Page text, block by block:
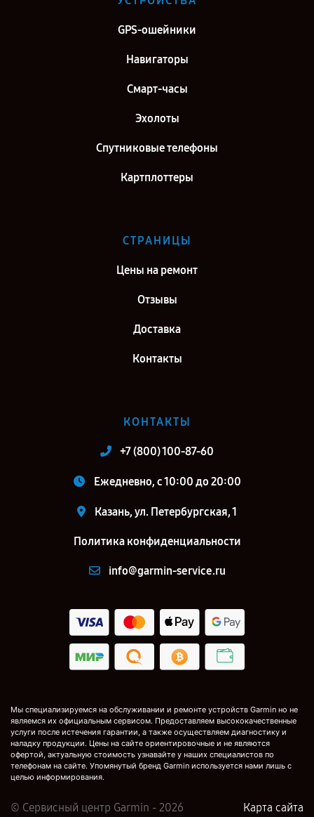
GPS-ошейники
Навигаторы
Смарт-часы
Эхолоты
Спутниковые телефоны
Картплоттеры
СТРАНИЦЫ
Цены на ремонт
Отзывы
Доставка
Контакты
КОНТАКТЫ
+7 (800) 100-87-60
Ежедневно, с 10:00 до 20:00
Казань, ул. Петербургская, 1
Политика конфиденциальности
info@garmin-service.ru
Мы специализируемся на обслуживании и ремонте устройств Garmin но не
являемся их официальным сервисом. Предоставляем высококачественные
услуги после истечения гарантии, а также осуществляем диагностику и
наладку продукции. Цены на сайте ориентировочные и не являются
офертой, актуальную стоимость узнавайте у наших специалистов по
телефонам на сайте. Упомянутый бренд Garmin используется нами лишь с
целью информирования.
© Сервисный центр Garmin - 2026 Карта сайта